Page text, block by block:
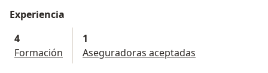
Experiencia
4
Formación
1
Aseguradoras aceptadas